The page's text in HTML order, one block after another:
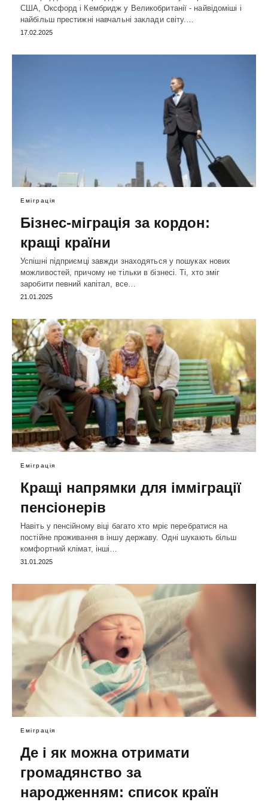
США, Оксфорд і Кембридж у Великобританії - найвідоміші і
найбільш престижні навчальні заклади світу.…
17.02.2025
Еміграція
Бізнес-міграція за кордон:
кращі країни
Успішні підприємці завжди знаходяться у пошуках нових
можливостей, причому не тільки в бізнесі. Ті, хто зміг
заробити певний капітал, все…
21.01.2025
Еміграція
Кращі напрямки для імміграції
пенсіонерів
Навіть у пенсійному віці багато хто мріє перебратися на
постійне проживання в іншу державу. Одні шукають більш
комфортний клімат, інші…
31.01.2025
Еміграція
Де і як можна отримати
громадянство за
народженням: список країн